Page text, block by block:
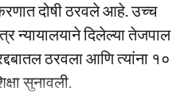
दोषी ठरवले आहे. उच्च
न्यायालयाने दिलेल्या तेजपाल
ठरवला आणि त्यांना १०
सुनावली.